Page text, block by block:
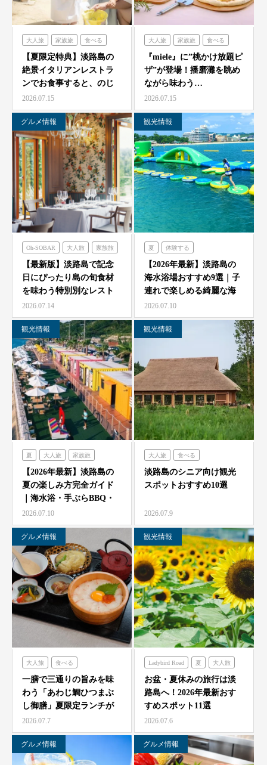
大人旅 家族旅 食べる
体験する のじまスコーラ
【夏限定特典】淡路島の
絶景イタリアンレストラ
ンでお食事すると、のじ
ま動物園の入場券をプレ
ゼ…
2026.07.15
大人旅 家族旅 食べる
体験する ミエレ
『miele』に”桃かけ放題ピ
ザ”が登場！播磨灘を眺め
ながら味わう…
2026.07.15
グルメ情報
Oh-SOBAR 大人旅 家族旅
食べる フレンチの森
オーシャンテラス
のじまスコーラ 青海波
海神人の食卓
【最新版】淡路島で記念
日にぴったり島の旬食材
を味わう特別別なレスト
ラン7選
2026.07.14
観光情報
夏 体験する
のじまスコーラ
シェフガーデン
【2026年最新】淡路島の
海水浴場おすすめ9選｜子
連れで楽しめる綺麗な海
と海開き情報
2026.07.10
観光情報
夏 大人旅 家族旅
食べる 体験する 禅坊靖寧
ハローキティスマイル
オーシャンテラス ミエレ
グランシャリオ
シェフガーデン
クラフトサーカス
ニジゲンノモリ
【2026年最新】淡路島の
夏の楽しみ方完全ガイド
｜海水浴・手ぶらBBQ・
子供の遊び場と絶景…
2026.07.10
観光情報
大人旅 食べる
フレンチの森 古酒の舎
禅坊靖寧 のじまスコーラ
淡路島のシニア向け観光
スポットおすすめ10選
2026.07.9
グルメ情報
大人旅 食べる
海神人の食卓
一膳で三通りの旨みを味
わう「あわじ鯛ひつまぶ
し御膳」夏限定ランチが
7/1より海神人の食卓 …
2026.07.7
観光情報
Ladybird Road 夏 大人旅
家族旅 フレンチの森
グランシャリオ
農家レストラン「陽・燦燦」
シェフガーデン
ニジゲンノモリ
お盆・夏休みの旅行は淡
路島へ！2026年最新おす
すめスポット11選
2026.07.6
グルメ情報 グルメ情報